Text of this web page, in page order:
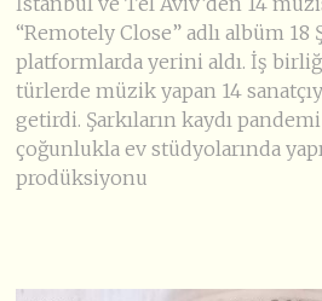
“Remotely Close” adlı albüm 18
platformlarda yerini aldı. İş
türlerde müzik yapan 14
getirdi. Şarkıların kaydı
çoğunlukla ev stüdyolarında
prodüksiyonu